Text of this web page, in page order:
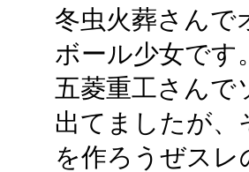
冬虫火葬さんで
ボール少女です
五菱重工さんで
出てましたが、
を作ろうぜスレ